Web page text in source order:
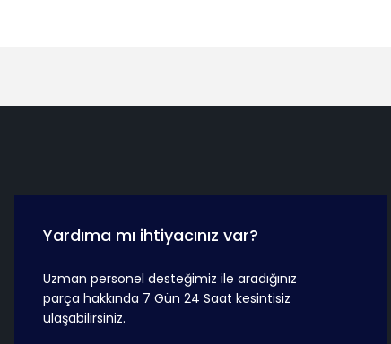
Yardıma mı ihtiyacınız var?
Uzman personel desteğimiz ile aradığınız
parça hakkında 7 Gün 24 Saat kesintisiz
ulaşabilirsiniz.